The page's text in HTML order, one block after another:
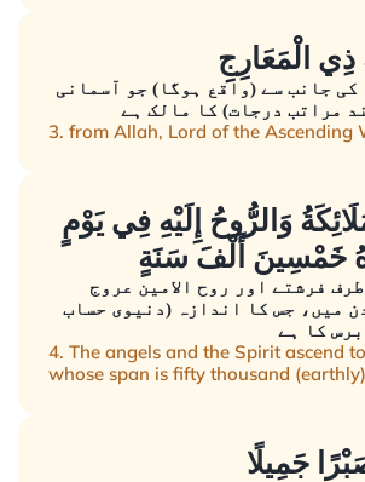
کی جانب سے (واقع ہوگا) جو آسمانی
مراتب درجات) کا مالک ہے
3. from Allah, Lord of the Ascending
وَالرُّوحُ إِلَيْهِ فِي يَوْمٍ
خَمْسِينَ أَلْفَ سَنَةٍ
فرشتے اور روح الامین عروج
میں، جس کا اندازہ (دنیوی حساب
کا ہے
4. The angels and the Spirit ascend
whose span is fifty thousand